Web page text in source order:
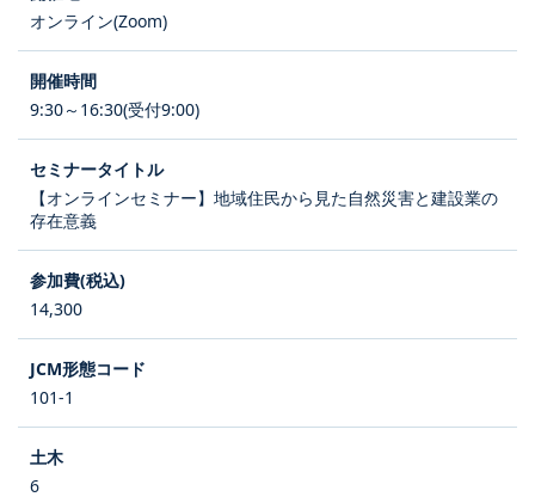
オンライン(Zoom)
9:30～16:30(受付9:00)
【オンラインセミナー】地域住民から見た自然災害と建設業の
存在意義
14,300
101-1
6